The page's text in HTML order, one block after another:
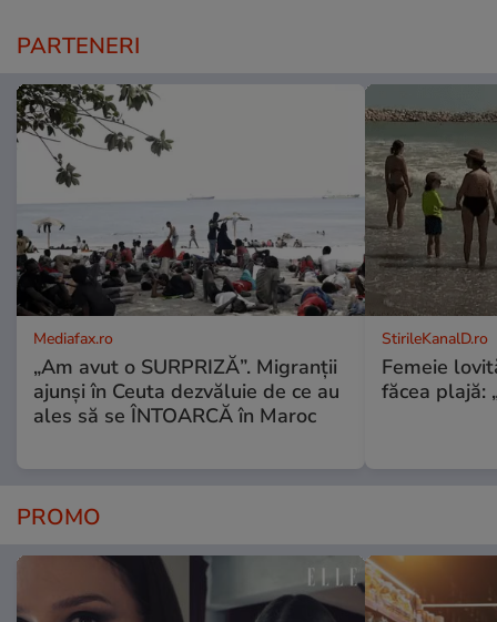
PARTENERI
Mediafax.ro
„Am avut o SURPRIZĂ”. Migranții
ajunși în Ceuta dezvăluie de ce au
ales să se ÎNTOARCĂ în Maroc
StirileKanalD.ro
Femeie
făcea plajă:
PROMO